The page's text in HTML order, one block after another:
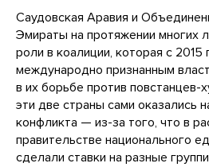
Саудовская Аравия и
Эмираты на протяжении многих
роли в коалиции, которая с 2015
международно признанным
в их борьбе против повстанцев-
эти две страны сами оказались
конфликта — из-за того, что в
правительстве национального
сделали ставки на разные